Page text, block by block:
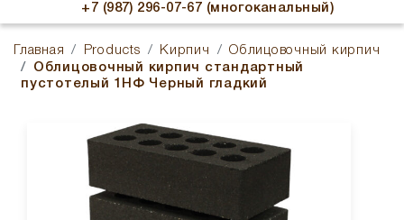
+7 (987) 296-07-67 (многоканальный)
Главная Products Кирпич
Облицовочный кирпич
Облицовочный кирпич стандартный
пустотелый 1НФ Черный гладкий